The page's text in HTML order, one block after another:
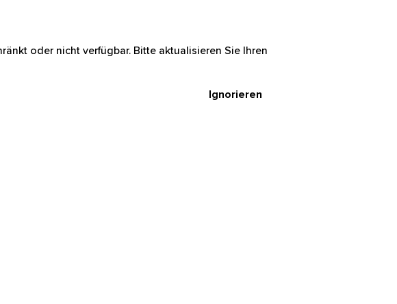
oder nicht verfügbar. Bitte aktualisieren Sie Ihren
Ignorieren